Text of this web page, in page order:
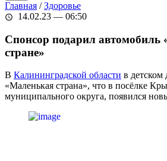
Главная /Здоровье
schedule 14.02.23 — 06:50
Спонсор подарил автомобиль
стране»
В Калининградской области в детском
«Маленькая страна», что в посёлке
муниципального округа, появился